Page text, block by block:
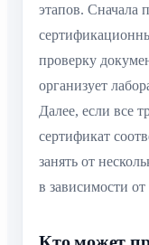
этапов. Сначала
проверку
организует
Далее, если все
сертификат
занять от
в зависимости